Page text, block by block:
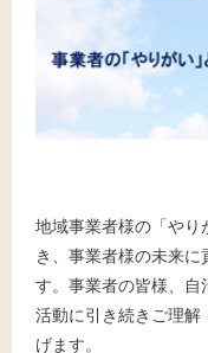
地域事業者様の「やり
き、事業者様の未来
す。事業者の皆様、自
活動に引き続きご理解
げます。